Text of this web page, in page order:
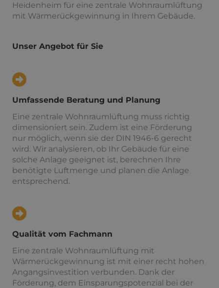
Heidenheim für eine zentrale Wohnraumlüftung
mit Wärmerückgewinnung in Ihrem Gebäude.
Unser Angebot für Sie
Umfassende Beratung und Planung
Eine zentrale Wohnraumlüftung muss richtig
dimensioniert sein. Zudem ist eine Förderung
nur möglich, wenn sie der DIN 1946-6 gerecht
wird. Wir analysieren, ob Ihr Gebäude für eine
solche Anlage geeignet ist, berechnen Ihre
benötigte Luftmenge und planen die Anlage
entsprechend.
Qualität vom Fachmann
Eine zentrale Wohnraumlüftung mit
Wärmerückgewinnung ist mit einer recht hohen
Angangsinvestition verbunden. Dank der
Förderung, dem Einsparungspotenzial bei der